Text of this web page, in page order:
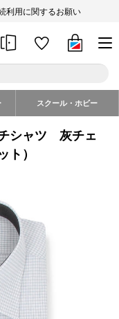
利用に関するお願い
スクール・ホビー
シャツ 灰チェ
ト）